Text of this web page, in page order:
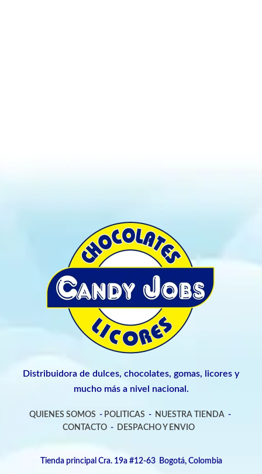
Distribuidora de dulces, chocolates, gomas, licores y
mucho más a nivel nacional.
QUIENES SOMOS - POLITICAS - NUESTRA TIENDA -
CONTACTO- DESPACHO Y ENVIO
Tienda principal Cra. 19a #12-63 Bogotá, Colombia